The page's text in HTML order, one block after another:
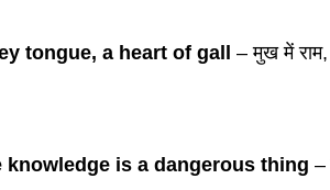
tongue, a heart of gall – मुख में
knowledge is a dangerous thing –